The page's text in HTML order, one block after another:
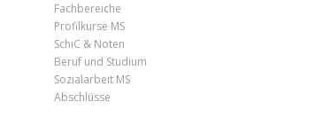
Fachbereiche
Profilkurse MS
SchiC & Noten
Beruf und Studium
Sozialarbeit MS
Abschlüsse